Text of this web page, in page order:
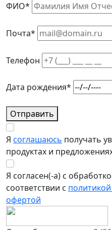
ФИО*
Почта*
Телефон
Дата рождения*
Отправить
Я соглашаюсь получать
продуктах и
Я согласен(-а) с
соответствии с
офертой